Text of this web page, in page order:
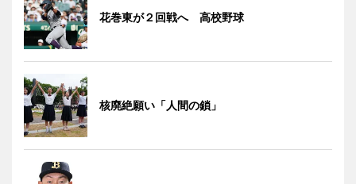
花巻東が２回戦へ 高校野球
核廃絶願い「人間の鎖」